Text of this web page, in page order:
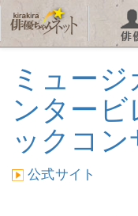
ミュー
ンタービ
ックコン
公式サイト